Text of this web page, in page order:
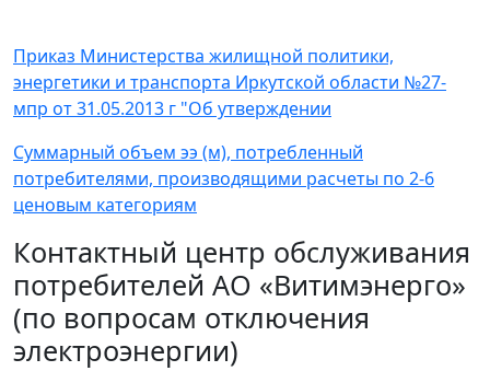
Приказ Министерства жилищной политики,
энергетики и транспорта Иркутской области №27-
мпр от 31.05.2013 г "Об утверждении
Суммарный объем ээ (м), потребленный
потребителями, производящими расчеты по 2-6
ценовым категориям
Контактный центр обслуживания
потребителей АО «Витимэнерго»
(по вопросам отключения
электроэнергии)